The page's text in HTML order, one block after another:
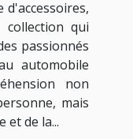
qui
passionnés
automobile
non
mais
et de la...